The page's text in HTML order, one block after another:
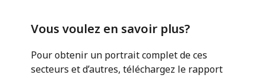
Vous voulez en savoir plus?
Pour obtenir un portrait complet de ces
secteurs et d’autres, téléchargez le rapport